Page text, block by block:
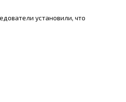
установили, что